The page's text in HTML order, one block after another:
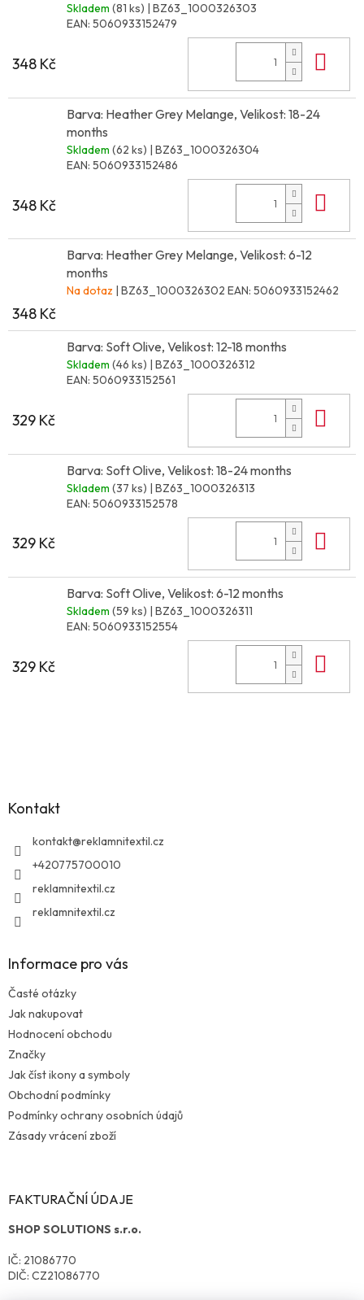
Skladem (81 ks) | BZ63_1000326303
EAN: 5060933152479
348 Kč
Barva: Heather Grey Melange, Velikost: 18-24
months
Skladem (62 ks) | BZ63_1000326304
EAN: 5060933152486
348 Kč
Barva: Heather Grey Melange, Velikost: 6-12
months
Na dotaz | BZ63_1000326302 EAN: 5060933152462
348 Kč
Barva: Soft Olive, Velikost: 12-18 months
Skladem (46 ks) | BZ63_1000326312
EAN: 5060933152561
329 Kč
Barva: Soft Olive, Velikost: 18-24 months
Skladem (37 ks) | BZ63_1000326313
EAN: 5060933152578
329 Kč
Barva: Soft Olive, Velikost: 6-12 months
Skladem (59 ks) | BZ63_1000326311
EAN: 5060933152554
329 Kč
Kontakt
kontakt@reklamnitextil.cz
+420775700010
reklamnitextil.cz
reklamnitextil.cz
Informace pro vás
Časté otázky
Jak nakupovat
Hodnocení obchodu
Značky
Jak číst ikony a symboly
Obchodní podmínky
Podmínky ochrany osobních údajů
Zásady vrácení zboží
FAKTURAČNÍ ÚDAJE
SHOP SOLUTIONS s.r.o.
IČ: 21086770
DIČ: CZ21086770